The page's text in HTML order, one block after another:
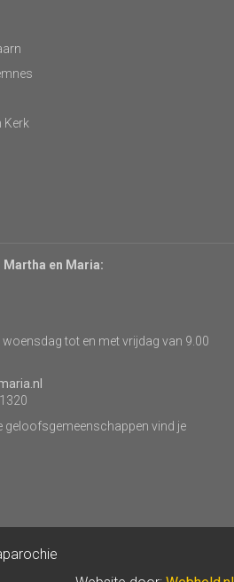
Kerk
en Maria:
tot en met vrijdag van 9.00
geloofsgemeenschappen vind je